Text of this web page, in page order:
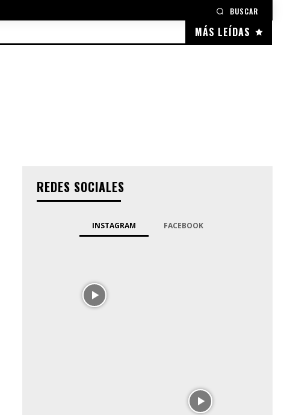
BUSCAR
MÁS LEÍDAS
REDES SOCIALES
INSTAGRAM FACEBOOK